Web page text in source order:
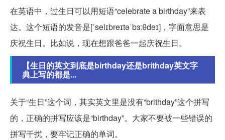
在英语中，过生日可以用短语“celebrate a birthday”来表
达。这个短语的发音是[ˈselɪbreɪtəˈbɜːθdeɪ]，字面意思是
庆祝生日。比如说，现在想跟爸爸一起庆祝生日。
【生日的英文到底是birthday还是brithday英文字
典上写的都是...
关于“生日”这个词，其实英文里是没有“brithday”这个拼写
的，正确的拼写应该是“birthday”。大家不要被一些错误的
拼写干扰，要牢记正确的单词。